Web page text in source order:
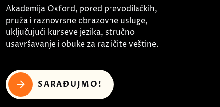
Akademija Oxford, pored prevodilačkih,
pruža i raznovrsne obrazovne usluge,
uključujući kurseve jezika, stručno
usavršavanje i obuke za različite veštine.
SARAĐUJMO!